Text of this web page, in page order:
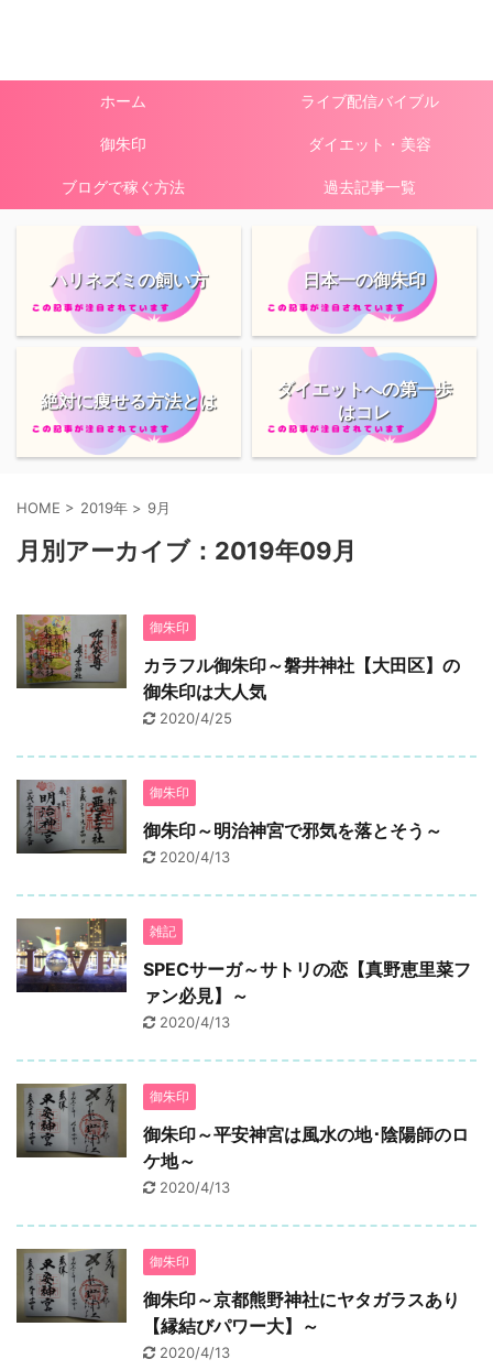
ホーム ライブ配信バイブル
御朱印 ダイエット・美容
ブログで稼ぐ方法 過去記事一覧
ハリネズミの飼い方 日本一の御朱印
絶対に痩せる方法とは
ダイエットへの第一歩
はコレ
HOME > 2019年 > 9月
月別アーカイブ：2019年09月
御朱印
カラフル御朱印～磐井神社【大田区】の
御朱印は大人気
2020/4/25
御朱印
御朱印～明治神宮で邪気を落とそう～
2020/4/13
雑記
SPECサーガ～サトリの恋【真野恵里菜フ
ァン必見】～
2020/4/13
御朱印
御朱印～平安神宮は風水の地･陰陽師のロ
ケ地～
2020/4/13
御朱印
御朱印～京都熊野神社にヤタガラスあり
【縁結びパワー大】～
2020/4/13